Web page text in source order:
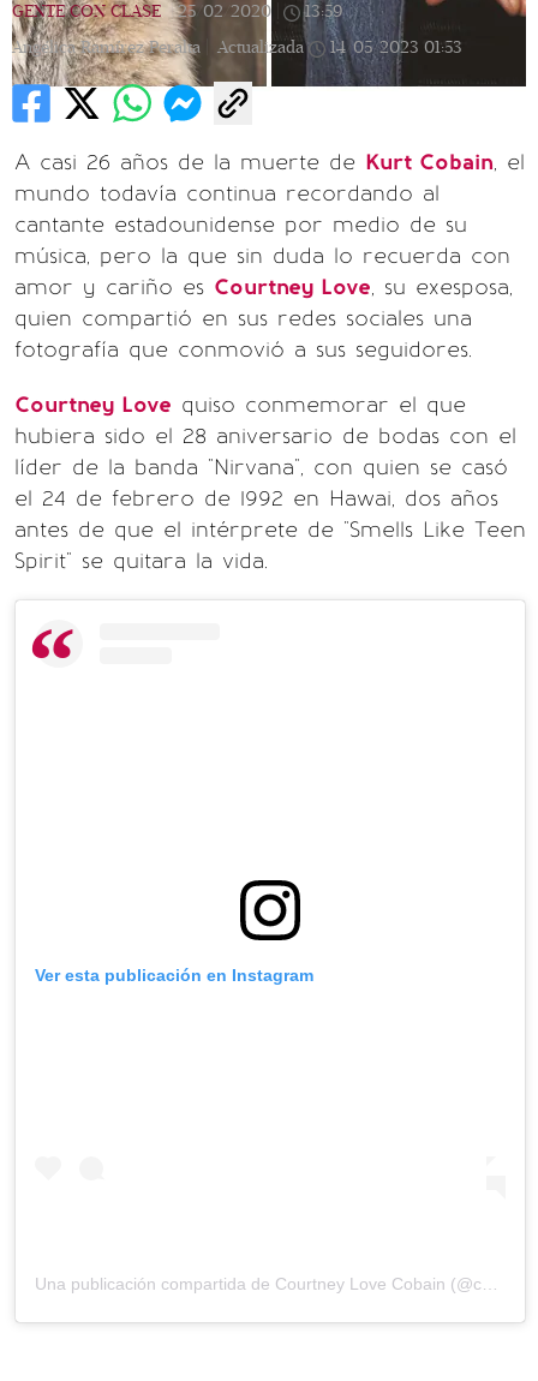
GENTE CON CLASE 25/02/2020 13:59
Angélica Ramírez Peralta |
Actualizada 14/05/2023 01:53
A casi 26 años de la muerte de Kurt Cobain, el
mundo todavía continua recordando al
cantante estadounidense por medio de su
música, pero la que sin duda lo recuerda con
amor y cariño es Courtney Love, su exesposa,
quien compartió en sus redes sociales una
fotografía que conmovió a sus seguidores.
Courtney Love quiso conmemorar el que
hubiera sido el 28 aniversario de bodas con el
líder de la banda "Nirvana", con quien se casó
el 24 de febrero de 1992 en Hawai, dos años
antes de que el intérprete de "Smells Like Teen
Spirit" se quitara la vida.
Ver esta publicación en Instagram
Una publicación compartida de Courtney Love Cobain (@courtneylove) el